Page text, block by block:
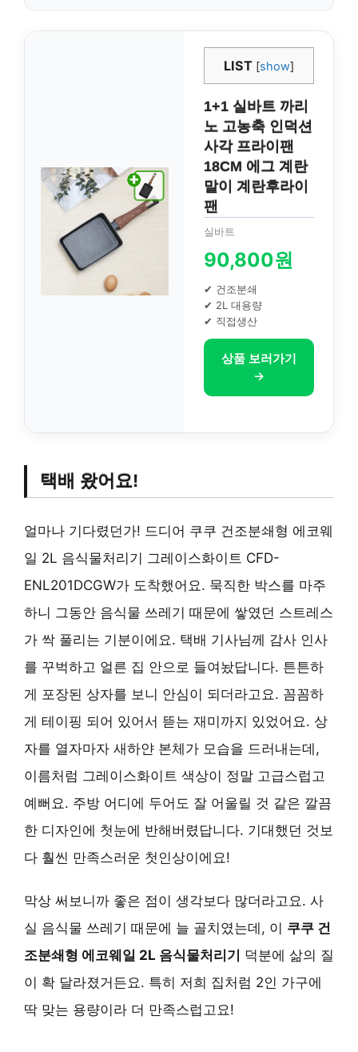
LIST [show]
1+1 실바트 까리
노 고농축 인덕션
사각 프라이팬
18CM 에그 계란
말이 계란후라이
팬
실바트
90,800원
✔ 건조분쇄
✔ 2L 대용량
✔ 직접생산
상품 보러가기
→
택배 왔어요!
얼마나 기다렸던가! 드디어 쿠쿠 건조분쇄형 에코웨
일 2L 음식물처리기 그레이스화이트 CFD-
ENL201DCGW가 도착했어요. 묵직한 박스를 마주
하니 그동안 음식물 쓰레기 때문에 쌓였던 스트레스
가 싹 풀리는 기분이에요. 택배 기사님께 감사 인사
를 꾸벅하고 얼른 집 안으로 들여놨답니다. 튼튼하
게 포장된 상자를 보니 안심이 되더라고요. 꼼꼼하
게 테이핑 되어 있어서 뜯는 재미까지 있었어요. 상
자를 열자마자 새하얀 본체가 모습을 드러내는데,
이름처럼 그레이스화이트 색상이 정말 고급스럽고
예뻐요. 주방 어디에 두어도 잘 어울릴 것 같은 깔끔
한 디자인에 첫눈에 반해버렸답니다. 기대했던 것보
다 훨씬 만족스러운 첫인상이에요!
막상 써보니까 좋은 점이 생각보다 많더라고요. 사
실 음식물 쓰레기 때문에 늘 골치였는데, 이 쿠쿠 건
조분쇄형 에코웨일 2L 음식물처리기
덕분에 삶의 질
이 확 달라졌거든요. 특히 저희 집처럼 2인 가구에
딱 맞는 용량이라 더 만족스럽고요!